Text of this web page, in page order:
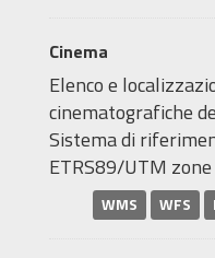
Cinema
Elenco e
cinematografiche
Sistema di
ETRS89/UTM
WMS WFS